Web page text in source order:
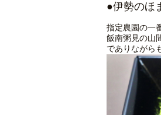
●伊勢のほ
指定農園の一
飯南粥見の山
でありながら